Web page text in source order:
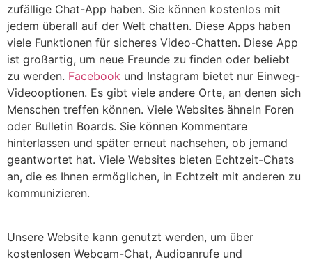
zufällige Chat-App haben. Sie können kostenlos mit
jedem überall auf der Welt chatten. Diese Apps haben
viele Funktionen für sicheres Video-Chatten. Diese App
ist großartig, um neue Freunde zu finden oder beliebt
zu werden. Facebook und Instagram bietet nur Einweg-
Videooptionen. Es gibt viele andere Orte, an denen sich
Menschen treffen können. Viele Websites ähneln Foren
oder Bulletin Boards. Sie können Kommentare
hinterlassen und später erneut nachsehen, ob jemand
geantwortet hat. Viele Websites bieten Echtzeit-Chats
an, die es Ihnen ermöglichen, in Echtzeit mit anderen zu
kommunizieren.
Unsere Website kann genutzt werden, um über
kostenlosen Webcam-Chat, Audioanrufe und